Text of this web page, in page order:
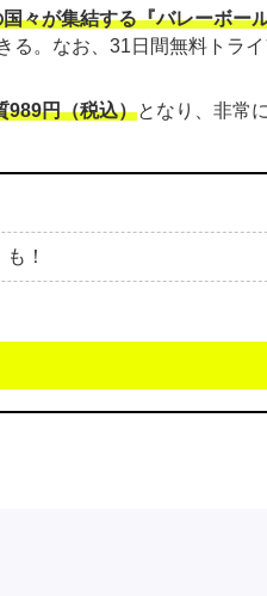
々が集結する『バレーボー
る。なお、31日間無料トラ
989円（税込）となり、非常
！